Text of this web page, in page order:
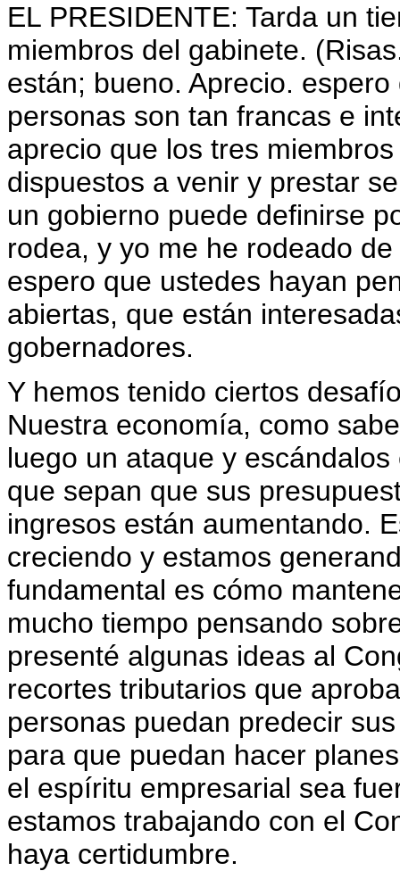
EL PRESIDENTE: Tarda un
miembros del gabinete.
están; bueno. Aprecio.
personas son tan francas e
aprecio que los tres
dispuestos a venir y prestar
un gobierno puede definirse
rodea, y yo me he rodeado
espero que ustedes hayan
abiertas, que están
gobernadores.
Y hemos tenido ciertos
Nuestra economía, como
luego un ataque y
que sepan que sus
ingresos están aumentando.
creciendo y estamos
fundamental es cómo
mucho tiempo pensando
presenté algunas ideas al
recortes tributarios que
personas puedan predecir
para que puedan hacer
el espíritu empresarial sea
estamos trabajando con el
haya certidumbre.